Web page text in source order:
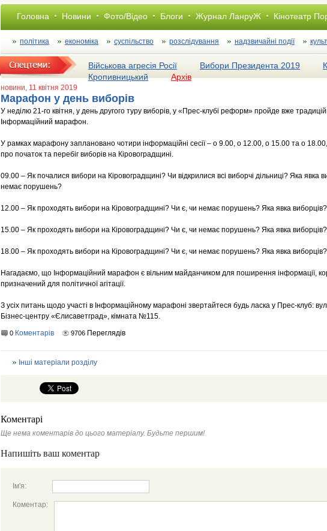
Головна Новини Фото/Відео Блоги Журнал ЛанруЖ Кінотеатр
політика економіка суспільство розслiдування надзвичайні події
Військова агресія Росії Вибори Президента 2019
Кропивницький
Архів
новини, 11 квітня 2019
Марафон у день виборів
У неділю 21-го квітня, у день другого туру виборів, у «Прес-клубі реформ» пройде вже
Інформаційний марафон.
У рамках марафону заплановано чотири інформаційні сесії – о 9.00, о 12.00, о 15.00 та о
про початок та перебіг виборів на Кіровоградщині.
09.00 – Як почалися вибори на Кіровоградщині? Чи відкрилися всі виборчі дільниці? Яка явка
немає порушень?
12.00 – Як проходять вибори на Кіровоградщині? Чи є, чи немає порушень? Яка явка виборців?
15.00 – Як проходять вибори на Кіровоградщині? Чи є, чи немає порушень? Яка явка виборців?
18.00 – Як проходять вибори на Кіровоградщині? Чи є, чи немає порушень? Яка явка виборців?
Нагадаємо, що Інформаційний марафон є вільним майданчиком для поширення інформації,
призначений для політичної агітації.
З усіх питань щодо участі в Інформаційному марафоні звертайтеся будь ласка у Прес-клуб:
Бізнес-центру «Єлисаветград», кімната №115.
0 Коментарів 9706 Переглядів
Інші матеріали розділу
Коментарі
Ще нема коментарів до цього матеріалу. Будьте першим!
Напишіть ваш коментар
Ім'я:
Коментар: